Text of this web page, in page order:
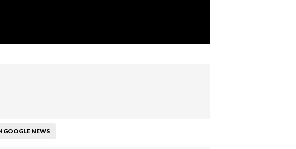
GOOGLE NEWS